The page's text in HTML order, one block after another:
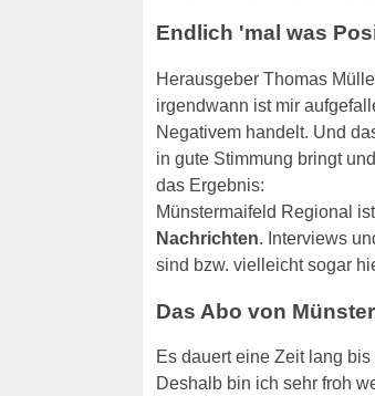
Endlich 'mal was
Herausgeber Thomas
irgendwann ist mir
Negativem handelt. Und
in gute Stimmung bringt
das Ergebnis:
Münstermaifeld Regional
Nachrichten. Interviews
sind bzw. vielleicht sogar
Das Abo von
Es dauert eine Zeit lang
Deshalb bin ich sehr froh